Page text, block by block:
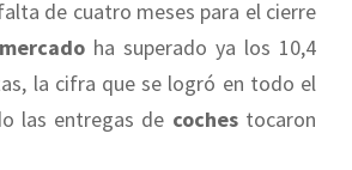
de cuatro meses para el cierre
mercado ha superado ya los 10,4
la cifra que se logró en todo el
las entregas de cochestocaron